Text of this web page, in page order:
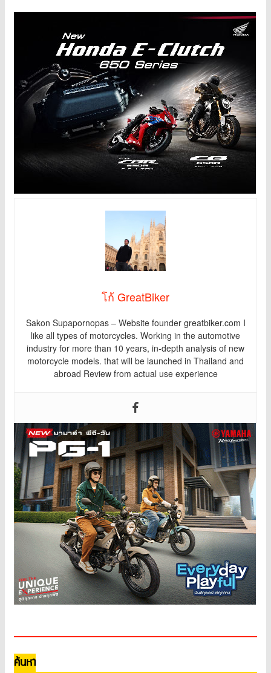
โก้ GreatBiker
Sakon Supapornopas – Website founder greatbiker.com I
like all types of motorcycles. Working in the automotive
industry for more than 10 years, in-depth analysis of new
motorcycle models. that will be launched in Thailand and
abroad Review from actual use experience
ค้นหา